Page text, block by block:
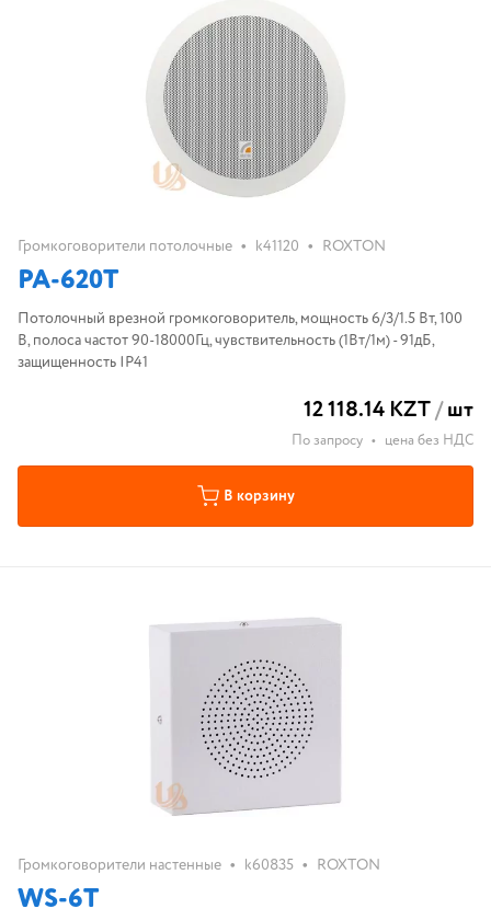
Громкоговорители потолочные • k41120 • ROXTON
PA-620T
Потолочный врезной громкоговоритель, мощность 6/3/1.5 Вт, 100
В, полоса частот 90-18000Гц, чувствительность (1Вт/1м) - 91дБ,
защищенность IP41
12 118.14 KZT/шт
По запросу • цена без НДС
В корзину
Громкоговорители настенные • k60835 • ROXTON
WS-6T